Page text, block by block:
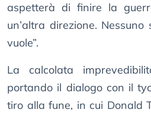
aspetterà di finire la
un’altra direzione.
vuole”.
La calcolata
portando il dialogo con il
tiro alla fune, in cui Donald